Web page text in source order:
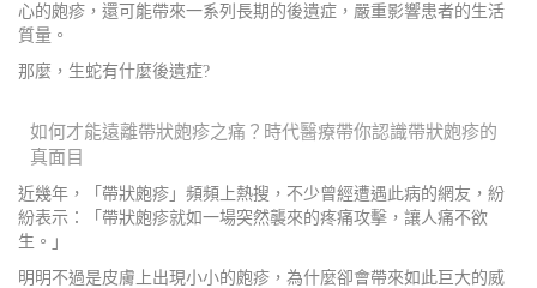
心的皰疹，還可能帶來一系列長期的後遺症，嚴重影響患者的生活
質量。
那麼，生蛇有什麼後遺症?
如何才能遠離帶狀皰疹之痛？時代醫療帶你認識帶狀皰疹的
真面目
近幾年，「帶狀皰疹」頻頻上熱搜，不少曾經遭遇此病的網友，紛
紛表示：「帶狀皰疹就如一場突然襲來的疼痛攻擊，讓人痛不欲
生。」
明明不過是皮膚上出現小小的皰疹，為什麼卻會帶來如此巨大的威